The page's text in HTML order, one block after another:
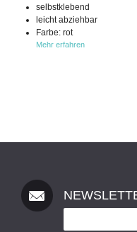
selbstklebend
leicht abziehbar
Farbe: rot
Mehr erfahren